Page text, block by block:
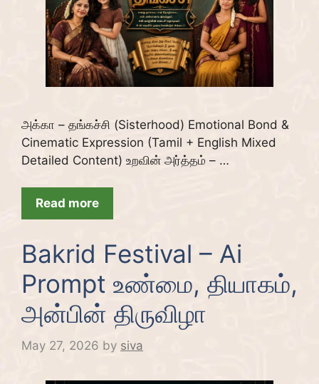
அக்கா – தங்கச்சி (Sisterhood) Emotional Bond &
Cinematic Expression (Tamil + English Mixed
Detailed Content) உறவின் அர்த்தம் – …
Read more
Bakrid Festival – Ai
Prompt உண்மை, தியாகம்,
அன்பின் திருவிழா
May 27, 2026 by siva